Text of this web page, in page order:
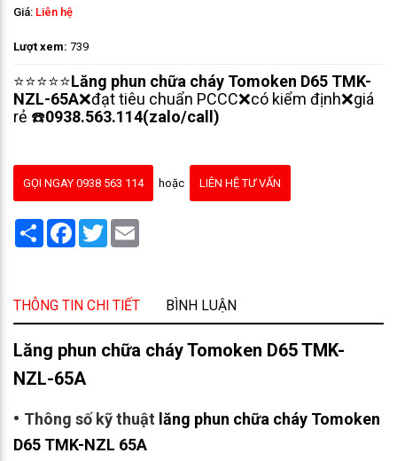
Giá: Liên hệ
Lượt xem: 739
⭐⭐⭐⭐⭐Lăng phun chữa cháy Tomoken D65 TMK-
NZL-65A❌đạt tiêu chuẩn PCCC❌có kiểm định❌giá
rẻ ☎️0938.563.114(zalo/call)
GỌI NGAY 0938 563 114 hoặc LIÊN HỆ TƯ VẤN
Share Facebook
Twitter
THÔNG TIN CHI TIẾT BÌNH LUẬN
Lăng phun chữa cháy Tomoken D65 TMK-
NZL-65A
• Thông số kỹ thuật lăng phun chữa cháy Tomoken
D65 TMK-NZL 65A